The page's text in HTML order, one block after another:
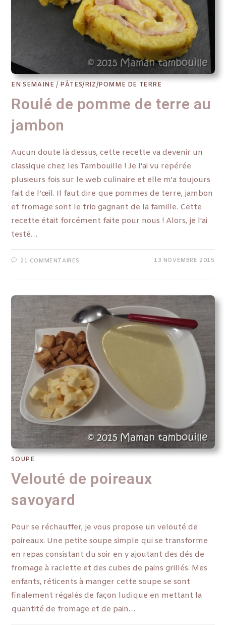
EN SEMAINE / PÂTES/RIZ/POMME DE TERRE
Roulé de pomme de terre au
jambon
Aucun doute là dessus, cette recette va devenir un
classique chez les Tambouille ! Je l'ai vu repérée
plusieurs fois sur le web culinaire et elle m'a toujours
fait de l’œil. Il faut dire que pommes de terre, jambon
et fromage sont le trio gagnant de la famille. Cette
recette était forcément faite pour nous ! Alors, je l'ai
testé…
21 COMMENTAIRES 13 NOVEMBRE 2015
SOUPE
Velouté de poireaux
savoyard
Pour se réchauffer, je vous propose un velouté de
poireaux. Une petite soupe simple qui se transforme
en repas consistant du soir en y ajoutant des dés de
fromage à raclette et des cubes de pains grillés. Mes
enfants, réticents à manger cette soupe se sont
finalement régalés de façon ludique en mettant la
quantité de fromage et de pain…